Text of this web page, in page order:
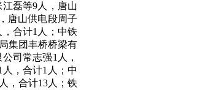
磊等9人，唐山
唐山供电段周子
合计1人；中铁
集团丰桥桥梁有
司常志强1人，
，合计1人；中
，合计13人；铁